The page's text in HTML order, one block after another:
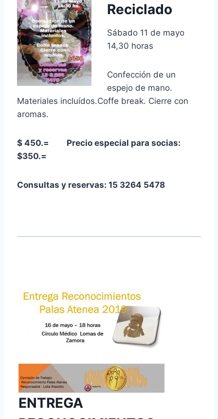
Reciclado
Sábado 11 de mayo
14,30 horas
Confección de un
espejo de mano.
Materiales incluídos.Coffe break. Cierre con
aromas.
$ 450.= Precio especial para socias:
$350.=
Consultas y reservas: 15 3264 5478
ENTREGA